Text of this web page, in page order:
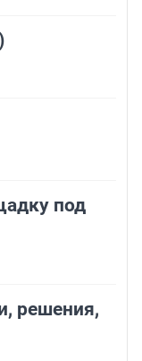
под
решения,